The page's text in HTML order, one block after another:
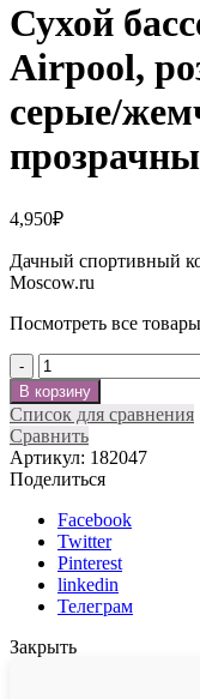
Сухой
Airpool,
серые/
4,950₽
Дачный спортивный
Moscow.ru
Посмотреть все
Количество
В корзину
Список для сравнения
Сравнить
Артикул: 182047
Поделиться
Facebook
Twitter
Pinterest
linkedin
Телеграм
Закрыть